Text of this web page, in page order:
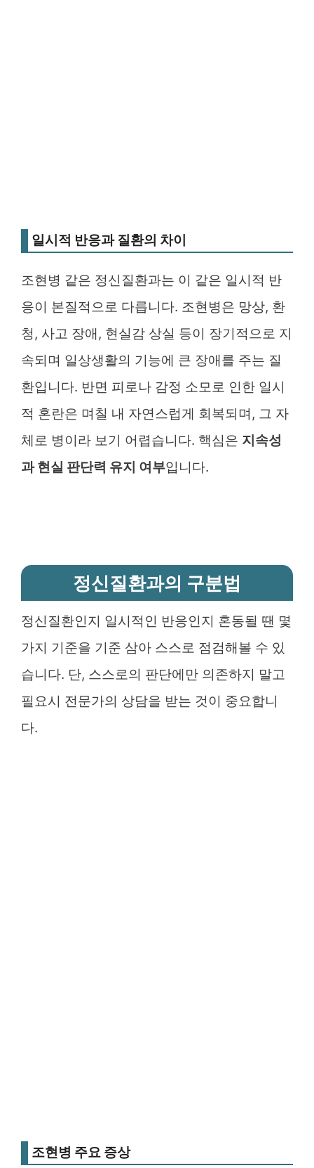
일시적 반응과 질환의 차이
조현병 같은 정신질환과는 이 같은 일시적 반
응이 본질적으로 다릅니다. 조현병은 망상, 환
청, 사고 장애, 현실감 상실 등이 장기적으로 지
속되며 일상생활의 기능에 큰 장애를 주는 질
환입니다. 반면 피로나 감정 소모로 인한 일시
적 혼란은 며칠 내 자연스럽게 회복되며, 그 자
체로 병이라 보기 어렵습니다. 핵심은 지속성
과 현실 판단력 유지 여부입니다.
정신질환과의 구분법
정신질환인지 일시적인 반응인지 혼동될 땐 몇
가지 기준을 기준 삼아 스스로 점검해볼 수 있
습니다. 단, 스스로의 판단에만 의존하지 말고
필요시 전문가의 상담을 받는 것이 중요합니
다.
조현병 주요 증상